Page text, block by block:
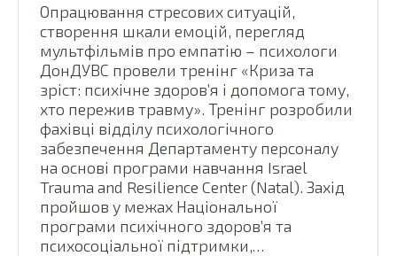
Опрацювання стресових ситуацій,
створення шкали емоцій, перегляд
мультфільмів про емпатію – психологи
ДонДУВС провели тренінг «Криза та
зріст: психічне здоров’я і допомога тому,
хто пережив травму». Тренінг розробили
фахівці відділу психологічного
забезпечення Департаменту персоналу
на основі програми навчання Israel
Trauma and Resilience Center (Natal). Захід
пройшов у межах Національної
програми психічного здоров’я та
психосоціальної підтримки,…